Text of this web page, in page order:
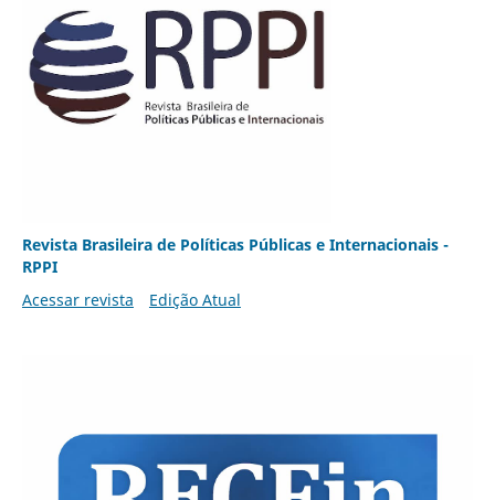
Revista Brasileira de Políticas Públicas e Internacionais -
RPPI
Acessar revista
Edição Atual